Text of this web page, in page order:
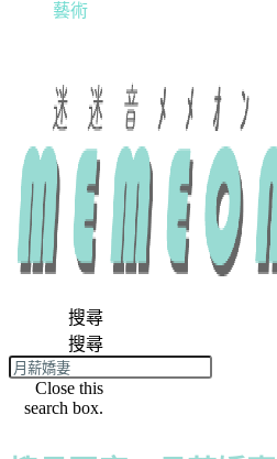
藝術
搜尋
搜尋
Close this
search box.